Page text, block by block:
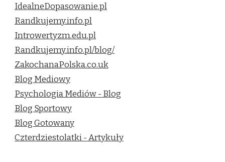
IdealneDopasowanie.pl
Randkujemy.info.pl
Introwertyzm.edu.pl
Randkujemy.info.pl/blog/
ZakochanaPolska.co.uk
Blog Mediowy
Psychologia Mediów - Blog
Blog Sportowy
Blog Gotowany
Czterdziestolatki - Artykuły